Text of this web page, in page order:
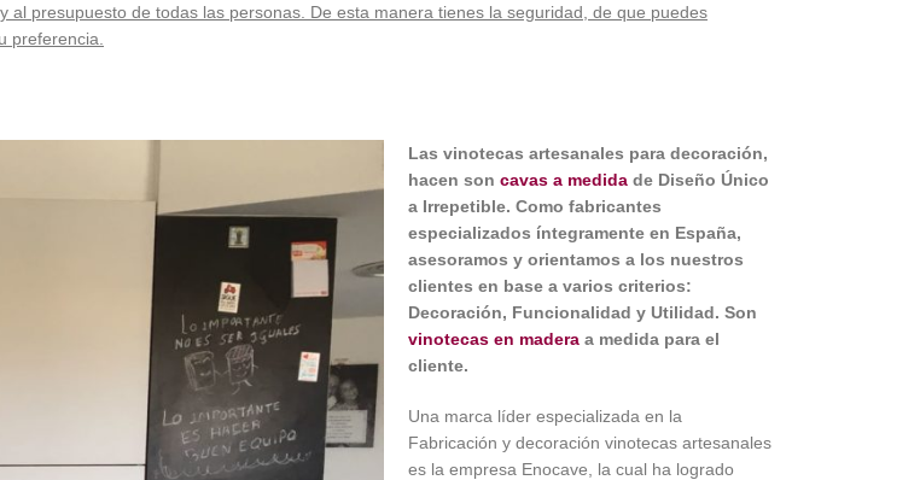
presupuesto de todas las personas. De esta manera tienes la seguridad, de que puedes
preferencia.
Las vinotecas artesanales para decoración,
hacen son cavas a medida de Diseño Único
a Irrepetible. Como fabricantes
especializados íntegramente en España,
asesoramos y orientamos a los nuestros
clientes en base a varios criterios:
Decoración, Funcionalidad y Utilidad. Son
vinotecas en madera a medida para el
cliente.
Una marca líder especializada en la
Fabricación y decoración vinotecas artesanales
es la empresa Enocave, la cual ha logrado